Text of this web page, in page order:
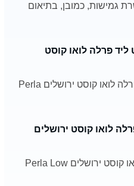
גמישות, כמובן, בתיאום
פרלה לואו קוסט
יש מינמרקט/ מכולת בקרבת פרלה לואו קוסט ירושלים Perla
לואו קוסט ירושלים
יש בית כנסת בקרבת פרלה לואו קוסט ירושלים Perla Low